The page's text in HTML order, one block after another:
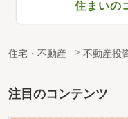
住まいの
住宅・不動産 不動産投
注目のコンテンツ